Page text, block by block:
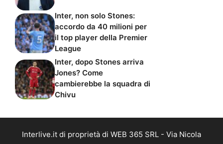
Inter, non solo Stones:
accordo da 40 milioni per
il top player della Premier
League
Inter, dopo Stones arriva
Jones? Come
cambierebbe la squadra di
Chivu
Interlive.it di proprietà di WEB 365 SRL - Via Nicola